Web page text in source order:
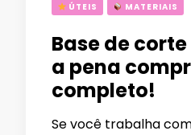
ÚTEIS MATERIAIS
Base de
a pena
completo!
Se você trabalha